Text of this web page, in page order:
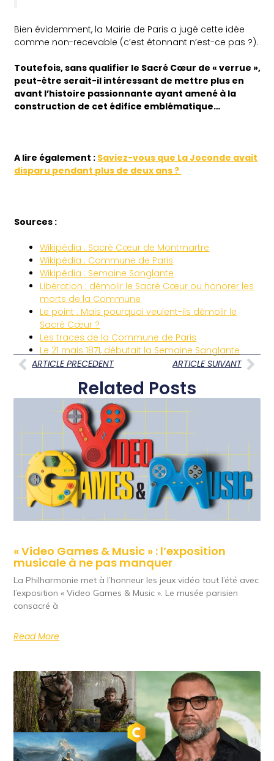
Bien évidemment, la Mairie de Paris a jugé cette idée
comme non-recevable (c’est étonnant n’est-ce pas ?).
Toutefois, sans qualifier le Sacré Cœur de « verrue »,
peut-être serait-il intéressant de mettre plus en
avant l’histoire passionnante ayant amené à la
construction de cet édifice emblématique…
A lire également : Saviez-vous que La Joconde avait
disparu pendant plus de deux ans ?
Sources :
Wikipédia : Sacré Cœur de Montmartre
Wikipédia : Commune de Paris
Wikipédia : Semaine Sanglante
Libération : démolir le Sacré Cœur ou honorer les
morts de la Commune
Le point : Mais pourquoi veulent-ils démolir le
Sacré Cœur ?
Les traces de la Commune de Paris
Le 21 mais 1871, débutait la Semaine Sanglante
ARTICLE PRECEDENT
ARTICLE SUIVANT
Related Posts
« Video Games & Music » : l’exposition
musicale à ne pas manquer
La Philharmonie met à l’honneur les jeux vidéo tout l’été avec
l’exposition « Video Games & Music ». Le musée parisien
consacré à
Read More